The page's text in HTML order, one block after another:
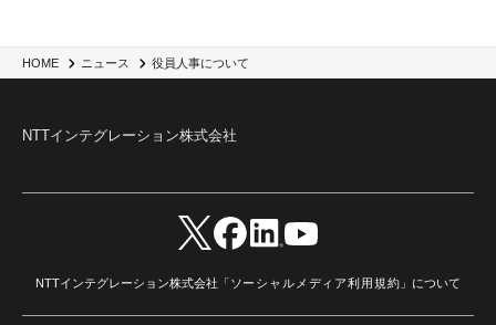
HOME ニュース 役員人事について
NTTインテグレーション株式会社
NTTインテグレーション株式会社「ソーシャルメディア利用規約 」について